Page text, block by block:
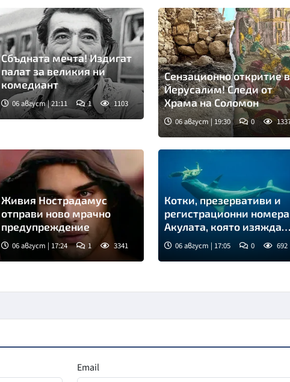
Сбъдната мечта! Издигат
палат за великия ни
комедиант
06 август | 21:11 1 1103
Снимка: Fox news
Сензационно откритие в
Йерусалим! Следи от
Храма на Соломон
06 август | 19:30 0
Живия Нострадамус
отправи ново мрачно
предупреждение
06 август | 17:24 1 3341
Котки, презервативи и
регистрационни
Акулата, която изяжда
почти всичко
06 август | 17:05 0 692
Email